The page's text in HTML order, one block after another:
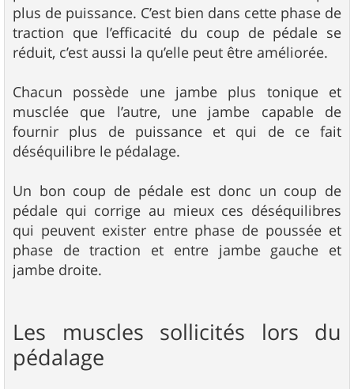
plus de puissance. C’est bien dans cette phase de
traction que l’efficacité du coup de pédale se
réduit, c’est aussi la qu’elle peut être améliorée.
Chacun possède une jambe plus tonique et
musclée que l’autre, une jambe capable de
fournir plus de puissance et qui de ce fait
déséquilibre le pédalage.
Un bon coup de pédale est donc un coup de
pédale qui corrige au mieux ces déséquilibres
qui peuvent exister entre phase de poussée et
phase de traction et entre jambe gauche et
jambe droite.
Les muscles sollicités lors du
pédalage